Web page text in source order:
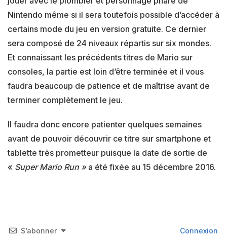
Nintendo même si il sera toutefois possible d’accéder à
certains mode du jeu en version gratuite. Ce dernier
sera composé de 24 niveaux répartis sur six mondes.
Et connaissant les précédents titres de Mario sur
consoles, la partie est loin d’être terminée et il vous
faudra beaucoup de patience et de maîtrise avant de
terminer complètement le jeu.
Il faudra donc encore patienter quelques semaines
avant de pouvoir découvrir ce titre sur smartphone et
tablette très prometteur puisque la date de sortie de
« Super Mario Run » a été fixée au 15 décembre 2016.
S’abonner Connexion